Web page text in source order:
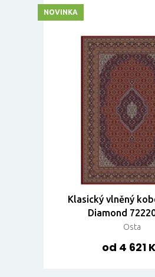
Klasický vlněný
Diamond
Osta
od 4 621
NOVINKA